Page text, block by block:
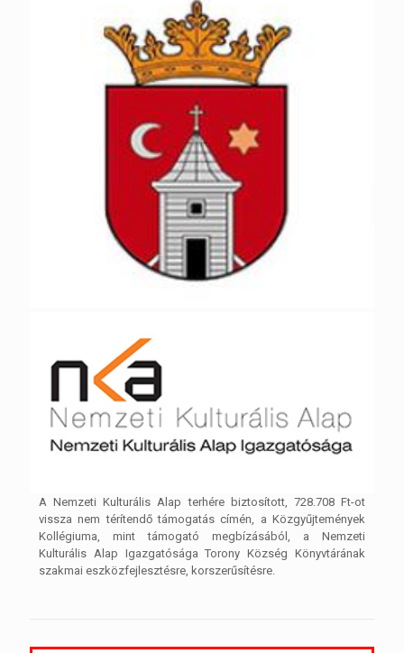
A Nemzeti Kulturális Alap terhére biztosított, 728.708 Ft-ot
vissza nem térítendő támogatás címén, a Közgyűjtemények
Kollégiuma, mint támogató megbízásából, a Nemzeti
Kulturális Alap Igazgatósága Torony Község Könyvtárának
szakmai eszközfejlesztésre, korszerűsítésre.